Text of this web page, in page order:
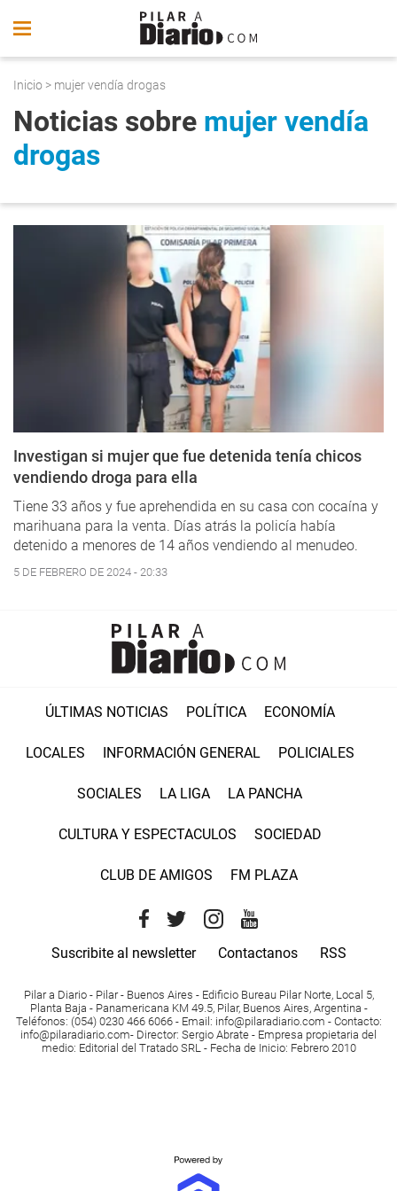
Inicio > mujer vendía drogas
Noticias sobre mujer vendía
drogas
Investigan si mujer que fue detenida tenía chicos
vendiendo droga para ella
Tiene 33 años y fue aprehendida en su casa con cocaína y
marihuana para la venta. Días atrás la policía había
detenido a menores de 14 años vendiendo al menudeo.
5 DE FEBRERO DE 2024 - 20:33
ÚLTIMAS NOTICIAS POLÍTICA ECONOMÍA
LOCALES INFORMACIÓN GENERAL POLICIALES
SOCIALES LA LIGA LA PANCHA
CULTURA Y ESPECTACULOS SOCIEDAD
CLUB DE AMIGOS FM PLAZA
Suscribite al newsletter Contactanos RSS
Pilar a Diario - Pilar - Buenos Aires - Edificio Bureau Pilar Norte, Local 5,
Planta Baja - Panamericana KM 49.5, Pilar, Buenos Aires, Argentina -
Teléfonos: (054) 0230 466 6066 - Email: info@pilaradiario.com - Contacto:
info@pilaradiario.com- Director: Sergio Abrate - Empresa propietaria del
medio: Editorial del Tratado SRL - Fecha de Inicio: Febrero 2010